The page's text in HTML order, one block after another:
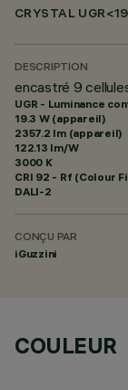
CRYSTAL UGR<19
DESCRIPTION
encastré 9
UGR - Luminance
19.3 W (appareil)
2357.2 lm (appareil)
122.13 lm/W
3000 K
CRI 92 - Rf (Colour
DALI-2
CONÇU PAR
iGuzzini
COULEUR